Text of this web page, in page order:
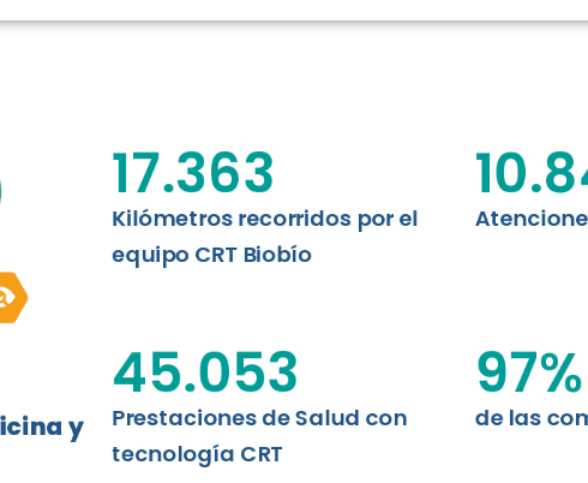
ABORDAJE CLÍNICO EN
MDPA
la salud digital a los habitantes...
y
Kilómetros recorridos por el
equipo CRT Biobío
17.363
Prestaciones de Salud con
tecnología CRT
45.053
de las
97%